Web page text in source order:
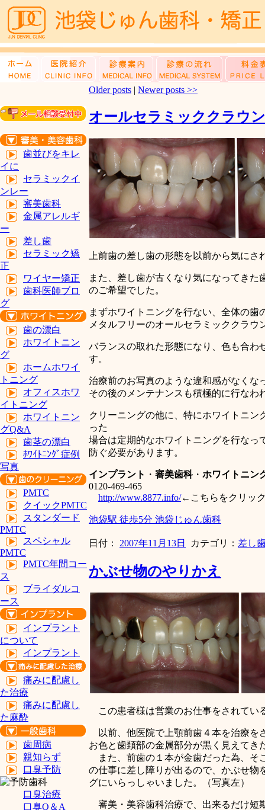
歯並びをキレ
イに
セラミックイ
ンレー
審美歯科
金属アレルギ
ー
差し歯
セラミック矯
正
ワイヤー矯正
歯科医師ブロ
グ
歯の漂白
ホワイトニン
グ
ホームホワイ
トニング
オフィスホワ
イトニング
ホワイトニン
グQ&A
歯茎の漂白
ﾎﾜｲﾄﾆﾝｸﾞ症例
写真
PMTC
クイックPMTC
スタンダード
PMTC
スペシャル
PMTC
PMTC年間コー
ス
ブライダルコ
ース
インプラント
について
インプラント
痛みに配慮し
た治療
痛みに配慮し
た麻酔
歯周病
親知らず
口臭予防
口臭治療
口臭Q＆A
Older posts | Newer posts >>
オールセラミッククラウ
上前歯の差し歯の形態を以前から気に
また、差し歯が古くなり気になってき
のご希望でした。
まずホワイトニングを行ない、全体の
メタルフリーのオールセラミッククラウ
バランスの取れた形態になり、色も合わ
す。
治療前のお写真のような違和感がなくな
その後のメンテナンスも積極的に行なわ
クリーニングの他に、特にホワイトニ
った
場合は定期的なホワイトニングを行なっ
防ぐ必要があります。
インプラント ・ 審美歯科・ ホワイトニン
0120-469-465
http://www.8877.info/←こちらをクリッ
池袋駅 徒歩5分 池袋じゅん歯科
日付： 2007年11月13日 カテゴリ： 差し
かぶせ物のやりかえ
この患者様は営業のお仕事をされてい
以前、他医院で上顎前歯４本を治療を
お色と歯頚部の金属部分が黒く見えてき
また、前歯の１本が金歯だった為、そ
の仕事に差し障りが出るので、かぶせ物
グにいらっしゃいました。（写真左）
審美・美容歯科治療で、出来るだけ短